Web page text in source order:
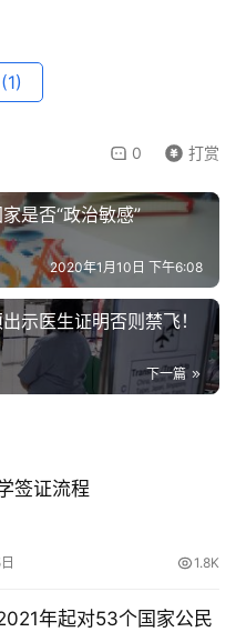
(1)
0 打赏
是否“政治敏感”
2020年1月10日 下午6:08
示医生证明否则禁飞！
下一篇
签证流程
1.8K
年起对53个国家公民